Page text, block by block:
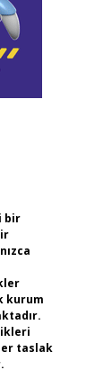
bir
kurum
taslak